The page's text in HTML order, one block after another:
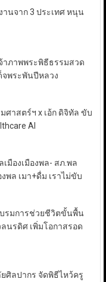
นจาก 3 ประเทศ หนุน
จ้าภาพพระพิธีธรรมสวด
จพระพันปีหลวง
ศาสตร์ฯ x เอ้ก ดิจิทัล ขับ
AI
มืองเมืองพล- สภ.พล
ล เมา+ดื่ม เราไม่ขับ
รมการช่วยชีวิตขั้นพื้น
นรดิศ เพิ่มโอกาสรอด
ศิลปากร จัดพิธีไหว้ครู